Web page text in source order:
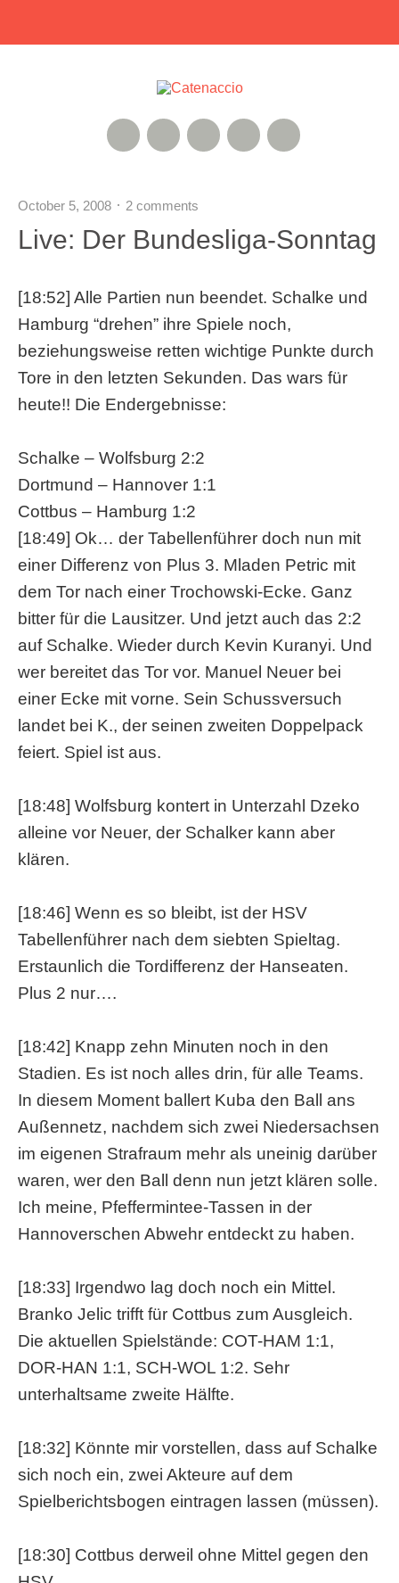
Twitter
Google+
Instagram
Xing
RSS Feed
October 5, 2008 2 comments
Live: Der Bundesliga-Sonntag
[18:52] Alle Partien nun beendet. Schalke und
Hamburg “drehen” ihre Spiele noch,
beziehungsweise retten wichtige Punkte durch
Tore in den letzten Sekunden. Das wars für
heute!! Die Endergebnisse:
Schalke – Wolfsburg 2:2
Dortmund – Hannover 1:1
Cottbus – Hamburg 1:2
[18:49] Ok… der Tabellenführer doch nun mit
einer Differenz von Plus 3. Mladen Petric mit
dem Tor nach einer Trochowski-Ecke. Ganz
bitter für die Lausitzer. Und jetzt auch das 2:2
auf Schalke. Wieder durch Kevin Kuranyi. Und
wer bereitet das Tor vor. Manuel Neuer bei
einer Ecke mit vorne. Sein Schussversuch
landet bei K., der seinen zweiten Doppelpack
feiert. Spiel ist aus.
[18:48] Wolfsburg kontert in Unterzahl Dzeko
alleine vor Neuer, der Schalker kann aber
klären.
[18:46] Wenn es so bleibt, ist der HSV
Tabellenführer nach dem siebten Spieltag.
Erstaunlich die Tordifferenz der Hanseaten.
Plus 2 nur….
[18:42] Knapp zehn Minuten noch in den
Stadien. Es ist noch alles drin, für alle Teams.
In diesem Moment ballert Kuba den Ball ans
Außennetz, nachdem sich zwei Niedersachsen
im eigenen Strafraum mehr als uneinig darüber
waren, wer den Ball denn nun jetzt klären solle.
Ich meine, Pfeffermintee-Tassen in der
Hannoverschen Abwehr entdeckt zu haben.
[18:33] Irgendwo lag doch noch ein Mittel.
Branko Jelic trifft für Cottbus zum Ausgleich.
Die aktuellen Spielstände: COT-HAM 1:1,
DOR-HAN 1:1, SCH-WOL 1:2. Sehr
unterhaltsame zweite Hälfte.
[18:32] Könnte mir vorstellen, dass auf Schalke
sich noch ein, zwei Akteure auf dem
Spielberichtsbogen eintragen lassen (müssen).
[18:30] Cottbus derweil ohne Mittel gegen den